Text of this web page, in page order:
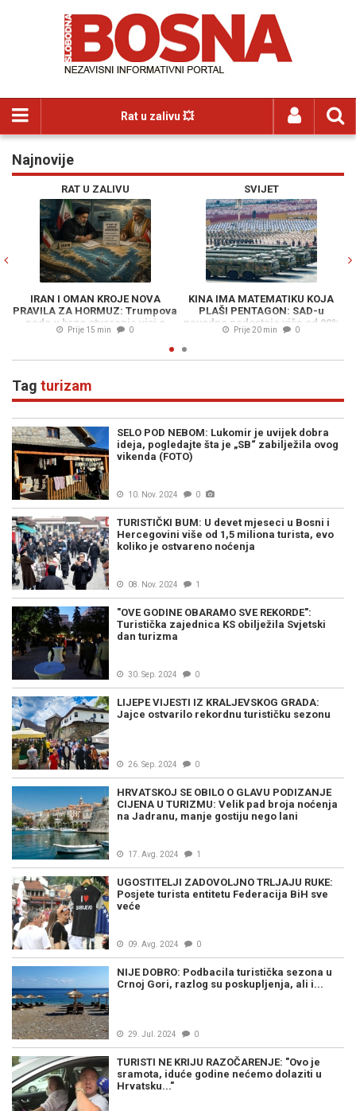
Rat u zalivu 💥
Najnovije
RAT U ZALIVU
IRAN I OMAN KROJE NOVA
PRAVILA ZA HORMUZ: Trumpova
nada u brzo otvaranje visi o
koncu
Prije 15 min 0
SVIJET
KINA IMA MATEMATIKU KOJA
PLAŠI PENTAGON: SAD-u
navodno nedostaje više od 90%
potrebnih presretača
Prije 20 min 0
Tag turizam
SELO POD NEBOM: Lukomir je uvijek dobra
ideja, pogledajte šta je „SB“ zabilježila ovog
vikenda (FOTO)
10. Nov. 2024 0
TURISTIČKI BUM: U devet mjeseci u Bosni i
Hercegovini više od 1,5 miliona turista, evo
koliko je ostvareno noćenja
08. Nov. 2024 1
"OVE GODINE OBARAMO SVE REKORDE":
Turistička zajednica KS obilježila Svjetski
dan turizma
30. Sep. 2024 0
LIJEPE VIJESTI IZ KRALJEVSKOG GRADA:
Jajce ostvarilo rekordnu turističku sezonu
26. Sep. 2024 0
HRVATSKOJ SE OBILO O GLAVU PODIZANJE
CIJENA U TURIZMU: Velik pad broja noćenja
na Jadranu, manje gostiju nego lani
17. Avg. 2024 1
UGOSTITELJI ZADOVOLJNO TRLJAJU RUKE:
Posjete turista entitetu Federacija BiH sve
veće
09. Avg. 2024 0
NIJE DOBRO: Podbacila turistička sezona u
Crnoj Gori, razlog su poskupljenja, ali i...
29. Jul. 2024 0
TURISTI NE KRIJU RAZOČARENJE: "Ovo je
sramota, iduće godine nećemo dolaziti u
Hrvatsku..."